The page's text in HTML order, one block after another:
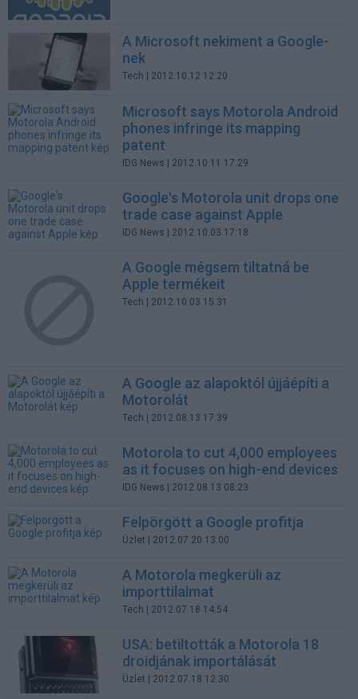
A Microsoft nekiment a Google-
nek
Tech | 2012.10.12 12:20
Microsoft says Motorola Android
phones infringe its mapping
patent
IDG News | 2012.10.11 17:29
Google's Motorola unit drops one
trade case against Apple
IDG News | 2012.10.03 17:18
A Google mégsem tiltatná be
Apple termékeit
Tech | 2012.10.03 15:31
A Google az alapoktól újjáépíti a
Motorolát
Tech | 2012.08.13 17:39
Motorola to cut 4,000 employees
as it focuses on high-end devices
IDG News | 2012.08.13 08:23
Felpörgött a Google profitja
Üzlet | 2012.07.20 13:00
A Motorola megkerüli az
importtilalmat
Tech | 2012.07.18 14:54
USA: betiltották a Motorola 18
droidjának importálását
Üzlet | 2012.07.18 12:30